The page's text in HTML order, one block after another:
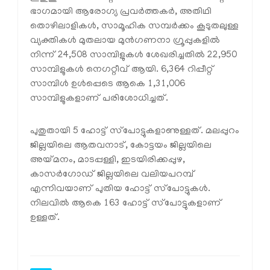
ഭാഗമായി ആരോഗ്യ പ്രവര്‍ത്തകര്‍, അതിഥി
തൊഴിലാളികള്‍, സാമൂഹിക സമ്പര്‍ക്കം കൂടുതലുള്ള
വ്യക്തികള്‍ മുതലായ മുന്‍ഗണനാ ഗ്രൂപ്പുകളില്‍
നിന്ന് 24,508 സാമ്പിളുകള്‍ ശേഖരിച്ചതില്‍ 22,950
സാമ്പിളുകള്‍ നെഗറ്റീവ് ആയി. 6,364 റിപ്പീറ്റ്
സാമ്പിള്‍ ഉള്‍പ്പെടെ ആകെ 1,31,006
സാമ്പിളുകളാണ് പരിശോധിച്ചത്.
പുതുതായി 5 ഹോട്ട് സ്‌പോട്ടുകളാണുള്ളത്. മലപ്പുറം
ജില്ലയിലെ ആതവനാട്, കോട്ടയം ജില്ലയിലെ
അയ്മനം, മാടപ്പള്ളി, ഇടയിരിക്കപ്പുഴ,
കാസര്‍ഗോഡ് ജില്ലയിലെ വലിയപറമ്പ്
എന്നിവയാണ് പുതിയ ഹോട്ട് സ്‌പോട്ടുകള്‍.
നിലവില്‍ ആകെ 163 ഹോട്ട് സ്‌പോട്ടുകളാണ്
ഉള്ളത്.